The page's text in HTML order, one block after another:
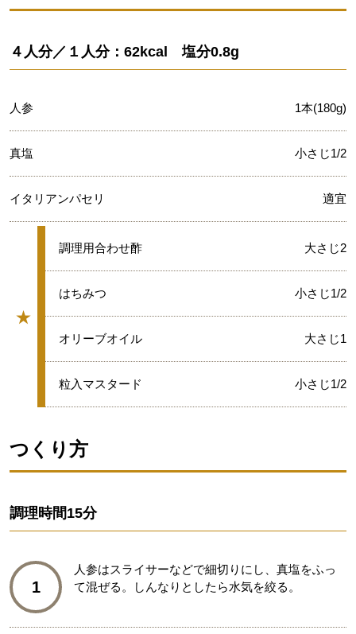
４人分／１人分：62kcal 塩分0.8g
人参 1本(180g)
真塩 小さじ1/2
イタリアンパセリ 適宜
★
グループ
★
調理用合わせ酢 大さじ2
★
はちみつ 小さじ1/2
★
オリーブオイル 大さじ1
★
粒入マスタード 小さじ1/2
つくり方
調理時間15分
1
人参はスライサーなどで細切りにし、真塩をふっ
て混ぜる。しんなりとしたら水気を絞る。